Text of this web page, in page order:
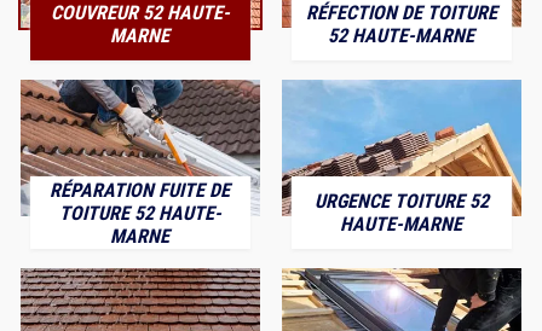
COUVREUR 52 HAUTE-
MARNE
RÉFECTION DE TOITURE
52 HAUTE-MARNE
RÉPARATION FUITE DE
TOITURE 52 HAUTE-
MARNE
URGENCE TOITURE 52
HAUTE-MARNE